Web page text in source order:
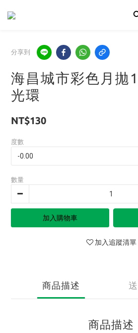
分享到
海昌城市彩色月拋
光環
NT$130
度數
數量
加入購物車
加入追蹤清單
商品描述
商品描述